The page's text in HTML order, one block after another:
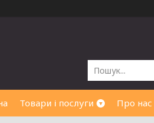
Товари і послуги Про нас